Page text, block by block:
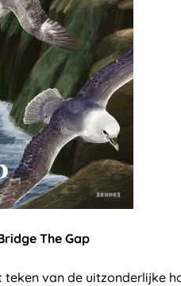
The Gap
teken van de uitzonderlijke